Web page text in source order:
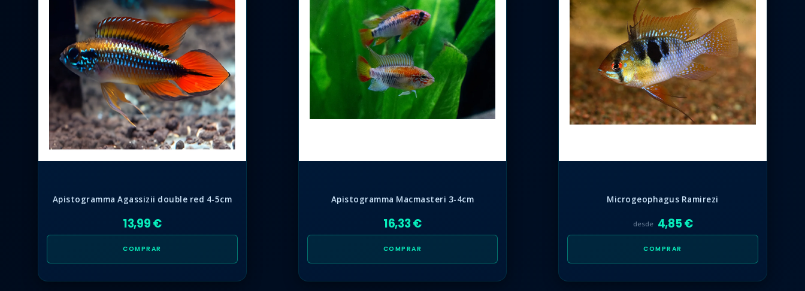
Apistogramma Agassizii double red 4-5cm
13,99 €
COMPRAR
Apistogramma Macmasteri 3-4cm
16,33 €
COMPRAR
Microgeophagus Ramirezi
desde 4,85 €
COMPRAR